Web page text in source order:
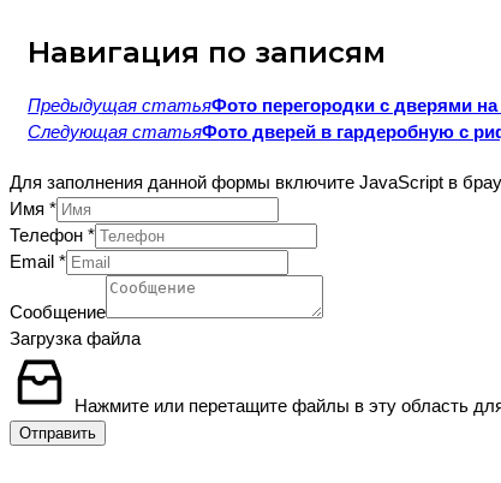
Навигация по записям
Предыдущая статьяФото перегородки с дверями
Следующая статьяФото дверей в гардеробную с
Для заполнения данной формы включите JavaScript в
Имя *
Телефон *
Email *
файла
Layout
Сообщение
Загрузка файла
Нажмите или перетащите файлы в эту область для
Отправить